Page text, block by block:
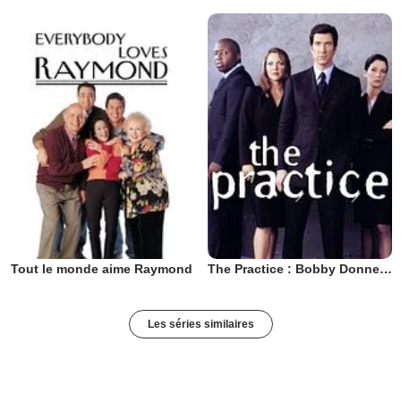
Tout le monde aime Raymond The Practice : Bobby Donnell & associés
Les séries similaires